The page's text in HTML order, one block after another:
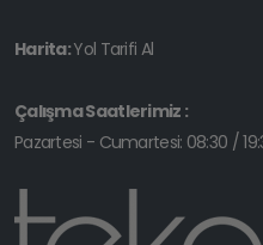
Harita:Yol Tarifi Al
Çalışma Saatlerimiz :
Pazartesi - Cumartesi: 08:30 /